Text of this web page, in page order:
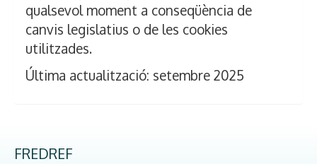
qualsevol moment a conseqüència de
canvis legislatius o de les cookies
utilitzades.
Última actualització: setembre 2025
FREDREF